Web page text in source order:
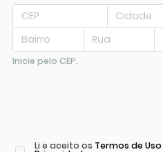
Inicie pelo CEP.
Li e aceito os Termos de Uso